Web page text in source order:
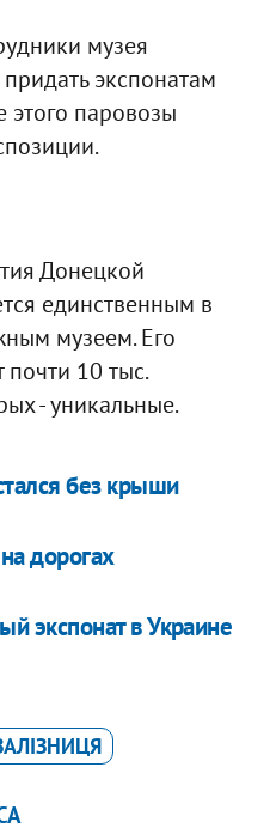
музея
экспонатам
паровозы
Донецкой
единственным в
музеем. Его
почти 10 тыс.
- уникальные.
без крыши
дорогах
экспонат в Украине